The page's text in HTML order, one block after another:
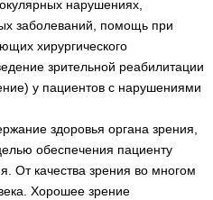
нарушениях,
заболеваний, помощь при
хирургического
зрительной реабилитации
у пациентов с нарушениями
здоровья органа зрения,
обеспечения пациенту
От качества зрения во многом
Хорошее зрение